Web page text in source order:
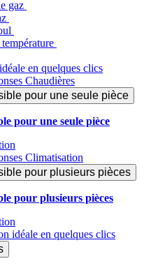
gaz
en quelques clics
Chaudières
pour une seule pièce
pour une seule pièce
Climatisation
pour plusieurs pièces
pour plusieurs pièces
idéale en quelques clics